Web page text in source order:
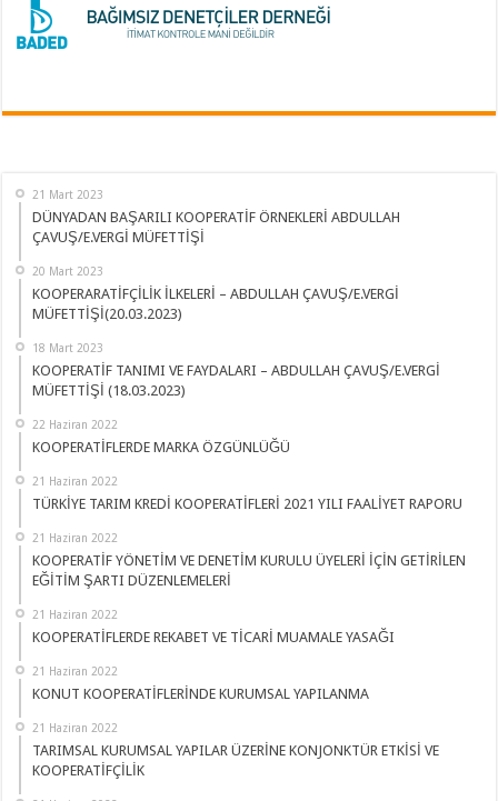
21 Mart 2023
DÜNYADAN BAŞARILI KOOPERATİF ÖRNEKLERİ ABDULLAH
ÇAVUŞ/E.VERGİ MÜFETTİŞİ
20 Mart 2023
KOOPERARATİFÇİLİK İLKELERİ – ABDULLAH ÇAVUŞ/E.VERGİ
MÜFETTİŞİ(20.03.2023)
18 Mart 2023
KOOPERATİF TANIMI VE FAYDALARI – ABDULLAH ÇAVUŞ/E.VERGİ
MÜFETTİŞİ (18.03.2023)
22 Haziran 2022
KOOPERATİFLERDE MARKA ÖZGÜNLÜĞÜ
21 Haziran 2022
TÜRKİYE TARIM KREDİ KOOPERATİFLERİ 2021 YILI FAALİYET RAPORU
21 Haziran 2022
KOOPERATİF YÖNETİM VE DENETİM KURULU ÜYELERİ İÇİN GETİRİLEN
EĞİTİM ŞARTI DÜZENLEMELERİ
21 Haziran 2022
KOOPERATİFLERDE REKABET VE TİCARİ MUAMALE YASAĞI
21 Haziran 2022
KONUT KOOPERATİFLERİNDE KURUMSAL YAPILANMA
21 Haziran 2022
TARIMSAL KURUMSAL YAPILAR ÜZERİNE KONJONKTÜR ETKİSİ VE
KOOPERATİFÇİLİK